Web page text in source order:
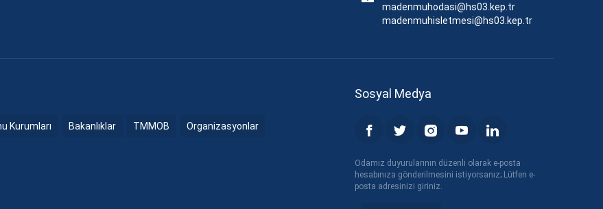
madenmuhodasi@hs03.kep.tr
madenmuhisletmesi@hs03.kep.tr
Kurumları Bakanlıklar TMMOB Organizasyonlar
Sosyal Medya
Odamız duyurularının düzenli olarak e-posta
hesabınıza gönderilmesini istiyorsanız; Lütfen e-
posta adresinizi giriniz.